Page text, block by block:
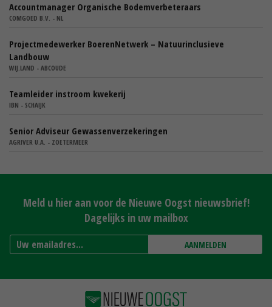
Accountmanager Organische Bodemverbeteraars
COMGOED B.V. - NL
Projectmedewerker BoerenNetwerk – Natuurinclusieve
Landbouw
WIJ.LAND - ABCOUDE
Teamleider instroom kwekerij
IBN - SCHAIJK
Senior Adviseur Gewassenverzekeringen
AGRIVER U.A. - ZOETERMEER
Meld u hier aan voor de Nieuwe Oogst nieuwsbrief!
Dagelijks in uw mailbox
AANMELDEN